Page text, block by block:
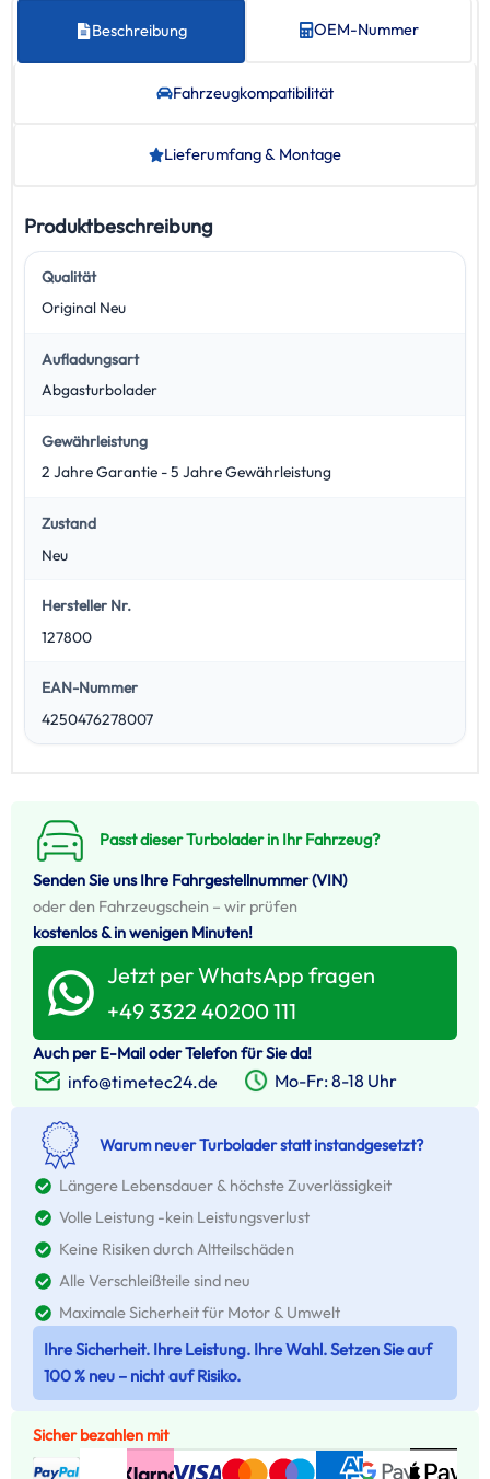
Beschreibung OEM-Nummer
Fahrzeug­kompatibilität
Lieferumfang & Montage
Produktbeschreibung
Qualität
Original Neu
Aufladungsart
Abgasturbolader
Gewährleistung
2 Jahre Garantie - 5 Jahre Gewährleistung
Zustand
Neu
Hersteller Nr.
127800
EAN-Nummer
4250476278007
Passt dieser Turbolader in Ihr Fahrzeug?
Senden Sie uns Ihre Fahrgestellnummer (VIN)
oder den Fahrzeugschein – wir prüfen
kostenlos & in wenigen Minuten!
Jetzt per WhatsApp fragen
+49 3322 40200 111
Auch per E-Mail oder Telefon für Sie da!
info@timetec24.de Mo-Fr: 8-18 Uhr
Warum neuer Turbolader statt instandgesetzt?
Längere Lebensdauer & höchste Zuverlässigkeit
Volle Leistung -kein Leistungsverlust
Keine Risiken durch Altteilschäden
Alle Verschleißteile sind neu
Maximale Sicherheit für Motor & Umwelt
Ihre Sicherheit. Ihre Leistung. Ihre Wahl. Setzen Sie auf
100 % neu – nicht auf Risiko.
Sicher bezahlen mit